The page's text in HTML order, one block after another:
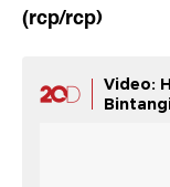
(rcp/rcp)
Video: